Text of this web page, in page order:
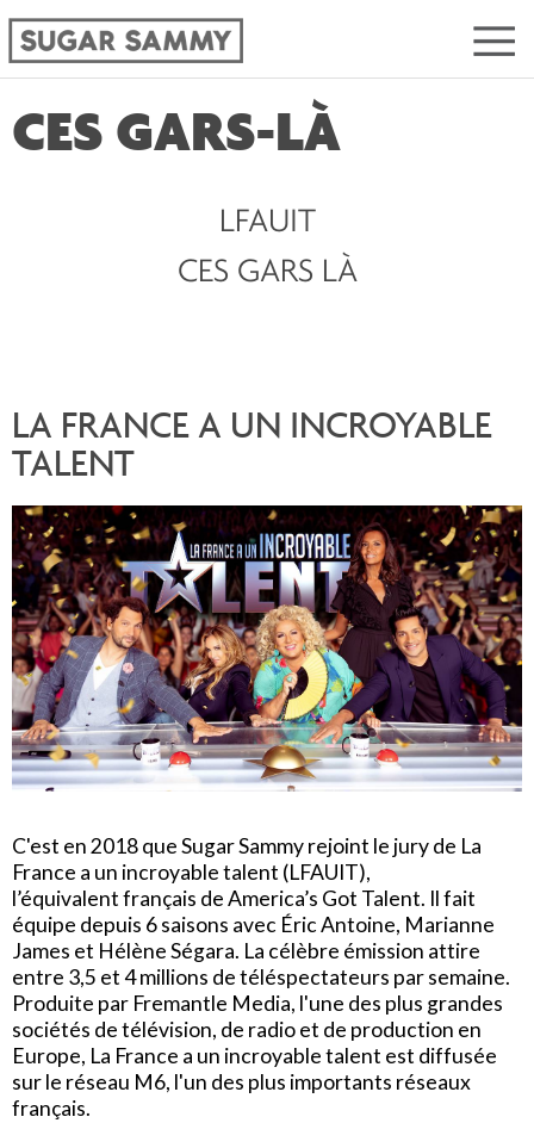
CES GARS-LÀ
LFAUIT
CES GARS LÀ
LA FRANCE A UN INCROYABLE
TALENT
C'est en 2018 que Sugar Sammy rejoint le jury de La
France a un incroyable talent (LFAUIT),
l’équivalent français de America’s Got Talent. Il fait
équipe depuis 6 saisons avec Éric Antoine, Marianne
James et Hélène Ségara. La célèbre émission attire
entre 3,5 et 4 millions de téléspectateurs par semaine.
Produite par Fremantle Media, l'une des plus grandes
sociétés de télévision, de radio et de production en
Europe, La France a un incroyable talent est diffusée
sur le réseau M6, l'un des plus importants réseaux
français.